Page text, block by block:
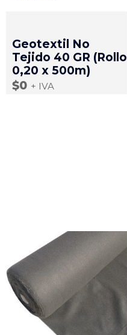
Geotextil No
Tejido 40 GR (Rollo
0,20 x 500m)
$0 + IVA